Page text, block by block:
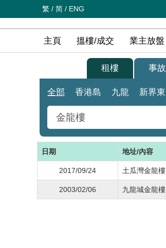
繁 / 简 / ENG
主頁 搵樓/成交 業主放盤
租樓 事故
全部 香港島 九龍 新界東
日期 地址/內容
2017/09/24 土瓜灣金龍樓
2003/02/06 九龍城金龍樓